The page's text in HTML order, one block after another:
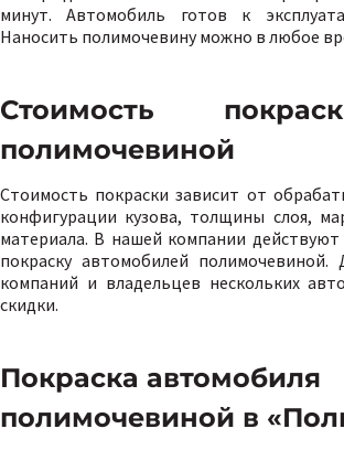
минут. Автомобиль готов к
Наносить полимочевину можно в любое
Стоимость
полимочевиной
Стоимость покраски зависит от
конфигурации кузова, толщины слоя,
материала. В нашей компании
покраску автомобилей полимочевиной.
компаний и владельцев нескольких
скидки.
Покраска автомобиля
полимочевиной в